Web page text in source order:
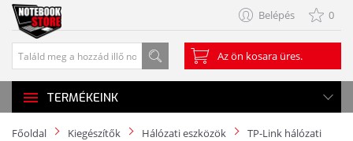
Belépés 0
Az ön kosara üres.
TERMÉKEINK
Főoldal Kiegészítők Hálózati eszközök
TP-Link hálózati